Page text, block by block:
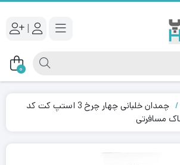
|
0
چمدان خلبانی چهار چرخ 3 استپ کت کد